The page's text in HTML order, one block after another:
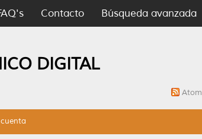
Contacto Búsqueda avanzada
DIGITAL
Atom